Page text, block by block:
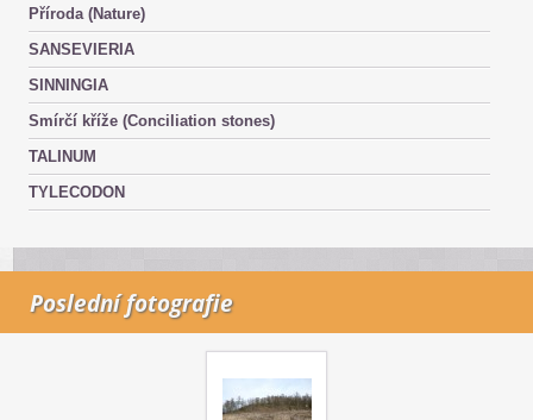
Příroda (Nature)
SANSEVIERIA
SINNINGIA
Smírčí kříže (Conciliation stones)
TALINUM
TYLECODON
Poslední fotografie